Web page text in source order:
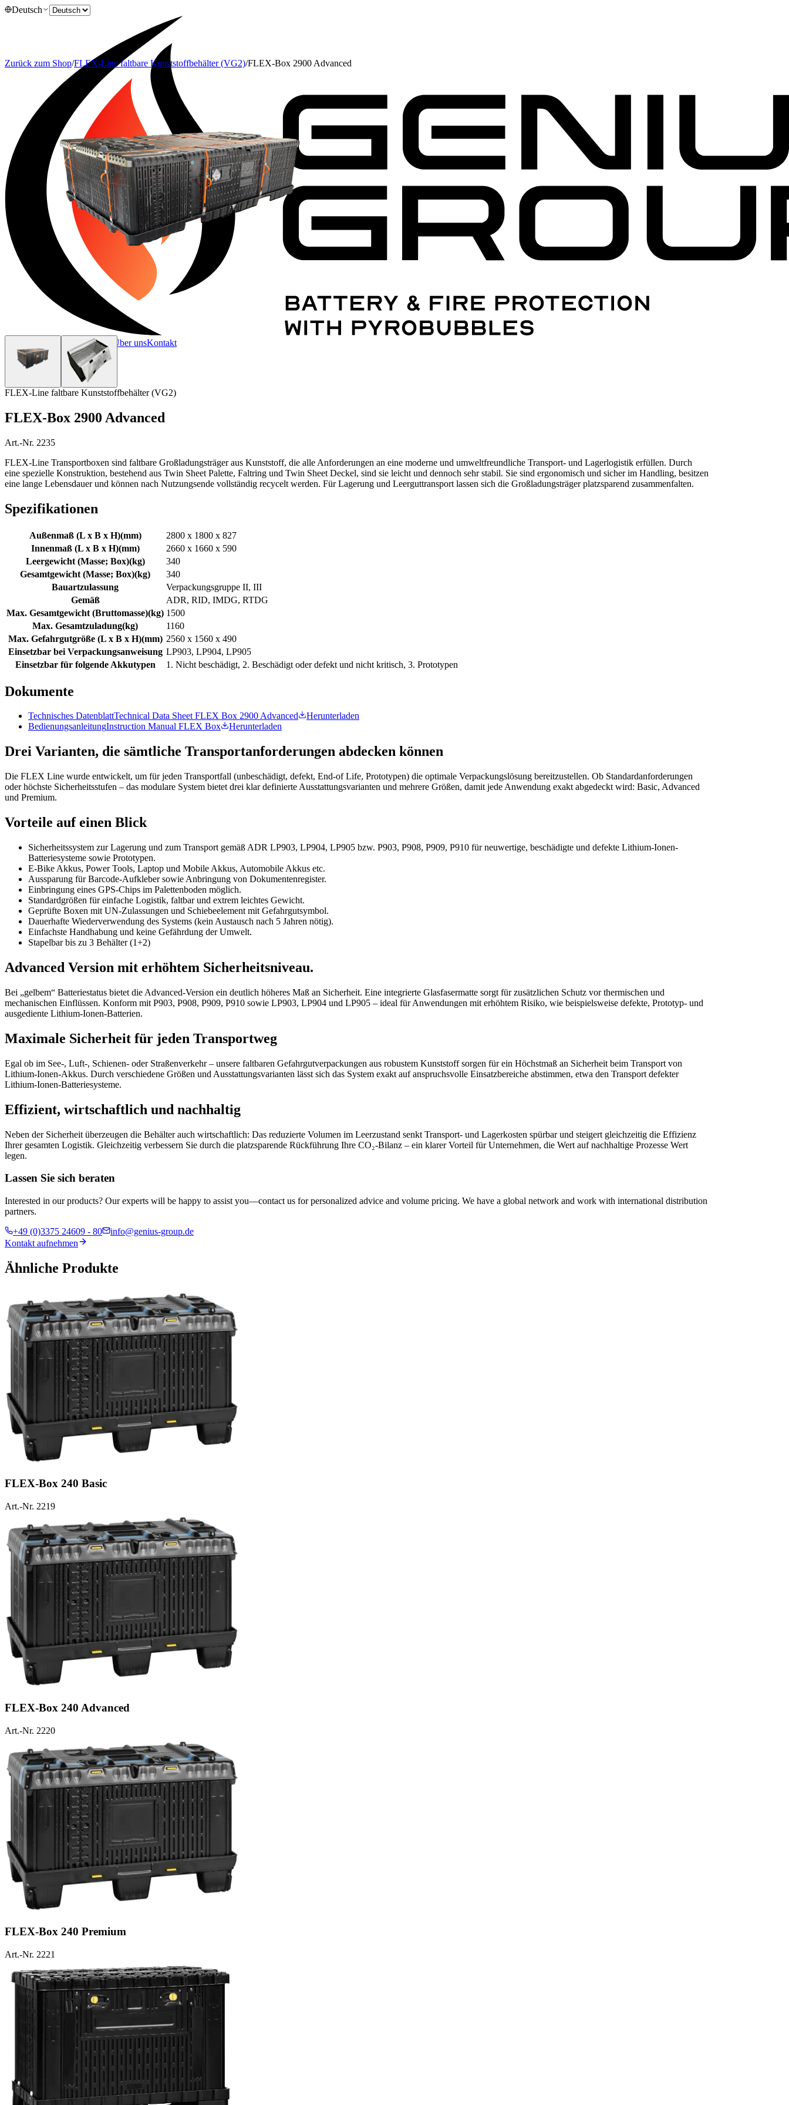
Deutsch
Leistungen Über unsKontakt
Zurück zum Shop/FLEX-Line faltbare Kunststoffbehälter (VG2)/FLEX-Box 2900 Advanced
FLEX-Line faltbare Kunststoffbehälter (VG2)
FLEX-Box 2900 Advanced
Art.-Nr. 2235
FLEX-Line Transportboxen sind faltbare Großladungsträger aus Kunststoff, die alle Anforderungen an eine moderne und umweltfreundliche Transport- und Lagerlogistik erfüllen. Durch
eine spezielle Konstruktion, bestehend aus Twin Sheet Palette, Faltring und Twin Sheet Deckel, sind sie leicht und dennoch sehr stabil. Sie sind ergonomisch und sicher im Handling, besitzen
eine lange Lebensdauer und können nach Nutzungsende vollständig recycelt werden. Für Lagerung und Leerguttransport lassen sich die Großladungsträger platzsparend zusammenfalten.
Spezifikationen
Außenmaß (L x B x H)(mm)
2800 x 1800 x 827
Innenmaß (L x B x H)(mm)
2660 x 1660 x 590
Leergewicht (Masse; Box)(kg)
340
Gesamtgewicht (Masse; Box)(kg)
340
Bauartzulassung
Verpackungsgruppe II, III
Gemäß
ADR, RID, IMDG, RTDG
Max. Gesamtgewicht (Bruttomasse)(kg) 1500
Max. Gesamtzuladung(kg)
1160
Max. Gefahrgutgröße (L x B x H)(mm) 2560 x 1560 x 490
Einsetzbar bei Verpackungsanweisung LP903, LP904, LP905
Einsetzbar für folgende Akkutypen
1. Nicht beschädigt, 2. Beschädigt oder defekt und nicht kritisch, 3. Prototypen
Dokumente
Technisches DatenblattTechnical Data Sheet FLEX Box 2900 Advanced
Herunterladen
BedienungsanleitungInstruction Manual FLEX Box Herunterladen
Drei Varianten, die sämtliche Transportanforderungen abdecken können
Die FLEX Line wurde entwickelt, um für jeden Transportfall (unbeschädigt, defekt, End-of Life, Prototypen) die optimale Verpackungslösung bereitzustellen. Ob Standardanforderungen
oder höchste Sicherheitsstufen – das modulare System bietet drei klar definierte Ausstattungsvarianten und mehrere Größen, damit jede Anwendung exakt abgedeckt wird: Basic, Advanced
und Premium.
Vorteile auf einen Blick
Sicherheitssystem zur Lagerung und zum Transport gemäß ADR LP903, LP904, LP905 bzw. P903, P908, P909, P910 für neuwertige, beschädigte und defekte Lithium-Ionen-
Batteriesysteme sowie Prototypen.
E-Bike Akkus, Power Tools, Laptop und Mobile Akkus, Automobile Akkus etc.
Aussparung für Barcode-Aufkleber sowie Anbringung von Dokumentenregister.
Einbringung eines GPS-Chips im Palettenboden möglich.
Standardgrößen für einfache Logistik, faltbar und extrem leichtes Gewicht.
Geprüfte Boxen mit UN-Zulassungen und Schiebeelement mit Gefahrgutsymbol.
Dauerhafte Wiederverwendung des Systems (kein Austausch nach 5 Jahren nötig).
Einfachste Handhabung und keine Gefährdung der Umwelt.
Stapelbar bis zu 3 Behälter (1+2)
Advanced Version mit erhöhtem Sicherheitsniveau.
Bei „gelbem“ Batteriestatus bietet die Advanced-Version ein deutlich höheres Maß an Sicherheit. Eine integrierte Glasfasermatte sorgt für zusätzlichen Schutz vor thermischen und
mechanischen Einflüssen. Konform mit P903, P908, P909, P910 sowie LP903, LP904 und LP905 – ideal für Anwendungen mit erhöhtem Risiko, wie beispielsweise defekte, Prototyp- und
ausgediente Lithium-Ionen-Batterien.
Maximale Sicherheit für jeden Transportweg
Egal ob im See-, Luft-, Schienen- oder Straßenverkehr – unsere faltbaren Gefahrgutverpackungen aus robustem Kunststoff sorgen für ein Höchstmaß an Sicherheit beim Transport von
Lithium-Ionen-Akkus. Durch verschiedene Größen und Ausstattungsvarianten lässt sich das System exakt auf anspruchsvolle Einsatzbereiche abstimmen, etwa den Transport defekter
Lithium‑Ionen‑Batteriesysteme.
Effizient, wirtschaftlich und nachhaltig
Neben der Sicherheit überzeugen die Behälter auch wirtschaftlich: Das reduzierte Volumen im Leerzustand senkt Transport- und Lagerkosten spürbar und steigert gleichzeitig die Effizienz
Ihrer gesamten Logistik. Gleichzeitig verbessern Sie durch die platzsparende Rückführung Ihre CO₂‑Bilanz – ein klarer Vorteil für Unternehmen, die Wert auf nachhaltige Prozesse Wert
legen.
Lassen Sie sich beraten
Interested in our products? Our experts will be happy to assist you—contact us for personalized advice and volume pricing. We have a global network and work with international distribution
partners.
+49 (0)3375 24609 - 80
info@genius-group.de
Kontakt aufnehmen
Ähnliche Produkte
FLEX-Box 240 Basic
Art.-Nr. 2219
FLEX-Box 240 Advanced
Art.-Nr. 2220
FLEX-Box 240 Premium
Art.-Nr. 2221